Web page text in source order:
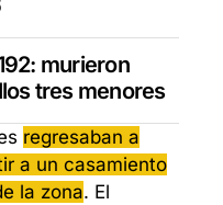
murieron
tres menores
regresaban a
a un casamiento
la zona. El